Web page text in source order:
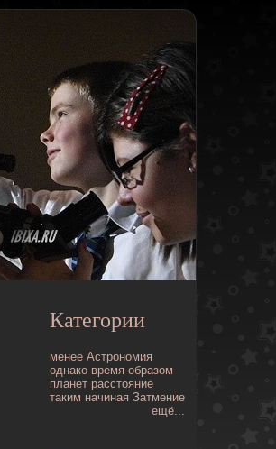
Категории
менее Астрономия
однако время образом
планет расстояние
таким начиная Затмение
ещё...